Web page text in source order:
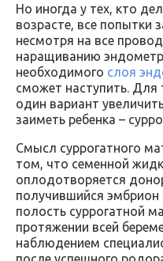
Но иногда у тех, кто
возрасте, все попытки
несмотря на все
наращиванию
необходимого слоя
сможет наступить. Для
один вариант
заиметь ребенка –
Смысл суррогатного
том, что семенной
оплодотворяется
получившийся
полость суррогатной
протяжении всей
наблюдением